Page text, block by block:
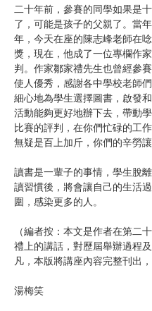
二十年前，參賽的同學如果是
了，可能是孩子的父親了。當
年，今天在座的陳志峰老師在
獎，現在，他成了一位專欄作
判。作家鄒家禮先生也曾經參
使人優秀，感謝各中學校老師
細心地為學生選擇圖書，啟發
活動能夠更好地辦下去，帶動
比賽的評判，在你們忙碌的工
無疑是百上加斤，你們的辛勞讓
讀書是一輩子的事情，學生脫
讀習慣後，將會讓自己的生活
圍，感染更多的人。
（編者按：本文是作者在第二
禮上的講話，對歷屆舉辦過程
凡，本版將講座內容完整刊出，
湯梅笑